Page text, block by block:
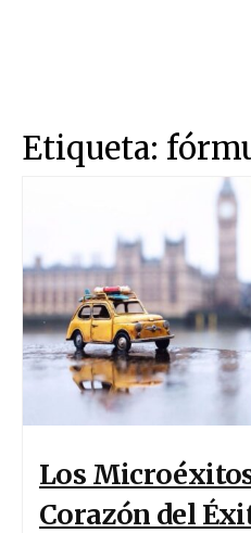
Etiqueta:
Los
Corazón del